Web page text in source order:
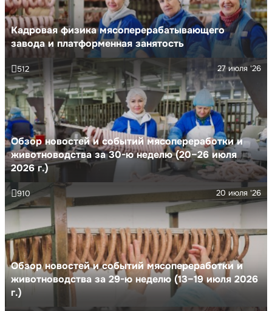
Кадровая физика мясоперерабатывающего
завода и платформенная занятость
Обзор новостей и событий мясопереработки и
животноводства за 30-ю неделю (20–26 июля
2026 г.)
27 июля '26
512
Обзор новостей и событий мясопереработки и
животноводства за 29-ю неделю (13–19 июля 2026
г.)
20 июля '26
910